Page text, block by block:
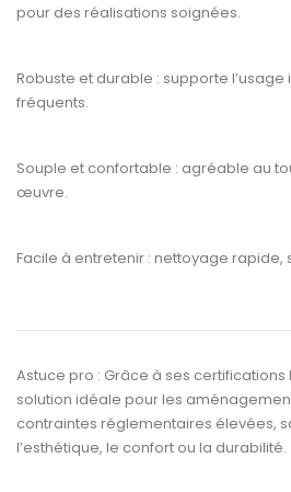
pour des réalisations soignées.
Robuste et durable : supporte
fréquents.
Souple et confortable : agréable au
œuvre.
Facile à entretenir : nettoyage rapide,
Astuce pro : Grâce à ses certifications
solution idéale pour les
contraintes réglementaires élevées,
l’esthétique, le confort ou la durabilité.